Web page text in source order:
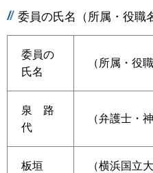
委員の氏名（所属・役職
委員の
氏名
（所属・役
泉 路
代
（弁護士・
板垣
（横浜国立